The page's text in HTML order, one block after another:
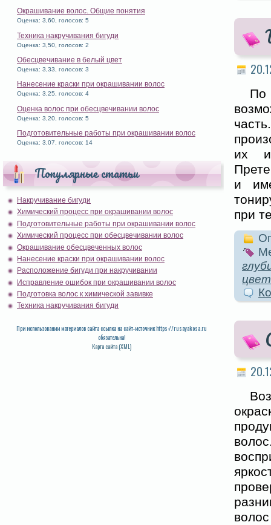
Окрашивание волос. Общие понятия
Оценка: 3,60, голосов: 5
Техника накручивания бигуди
Оценка: 3,50, голосов: 2
Обесцвечивание в белый цвет
Оценка: 3,33, голосов: 3
Нанесение краски при окрашивании волос
Оценка: 3,25, голосов: 4
Оценка волос при обесцвечивании волос
Оценка: 3,20, голосов: 5
Подготовительные работы при окрашивании волос
Оценка: 3,07, голосов: 14
Популярные статьи
Накручивание бигуди
Химический процесс при окрашивании волос
Подготовительные работы при окрашивании волос
Химический процесс при обесцвечивании волос
Окрашивание обесцвеченных волос
Нанесение краски при окрашивании волос
Расположение бигуди при накручивании
Исправление ошибок при окрашивании волос
Подготовка волос к химической завивке
Техника накручивания бигуди
При использовании материалов сайта ссылка на сайт-источник https://rusayakosa.ru
обязательна!
Карта сайта (XML)
По
их
и
при